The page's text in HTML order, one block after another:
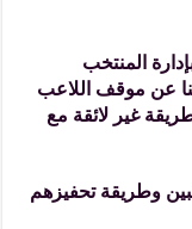
المنتخب
عن موقف اللاعب
غير لائقة مع
وطريقة تحفيزهم